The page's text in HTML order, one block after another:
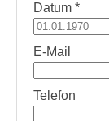
Datum *
E-Mail
Telefon